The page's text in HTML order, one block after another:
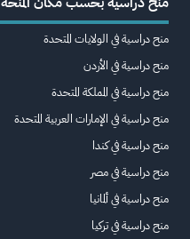
منح دراسية في الولايات المتحدة
منح دراسية في الأردن
منح دراسية في المملكة المتحدة
منح دراسية في الإمارات العربية المتحدة
منح دراسية في كندا
منح دراسية في مصر
منح دراسية في ألمانيا
منح دراسية في تركيا